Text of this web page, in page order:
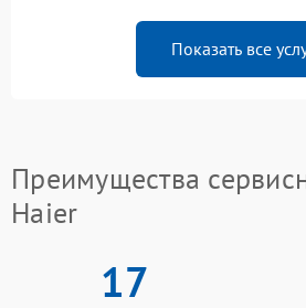
Показать все
Преимущества
Haier
17